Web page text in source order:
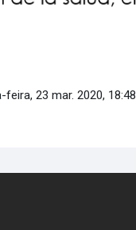
23 mar. 2020, 18:48